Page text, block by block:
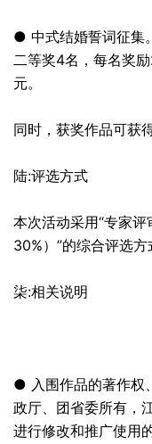
● 中式结婚誓词征集
二等奖4名，每名奖
元。
同时，获奖作品可获
陆:评选方式
本次活动采用“专家
30%）”的综合评选方
柒:相关说明
● 入围作品的著作权
政厅、团省委所有，
进行修改和推广使用